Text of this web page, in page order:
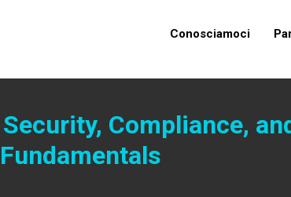
Conosciamoci
Compliance,
Fundamentals